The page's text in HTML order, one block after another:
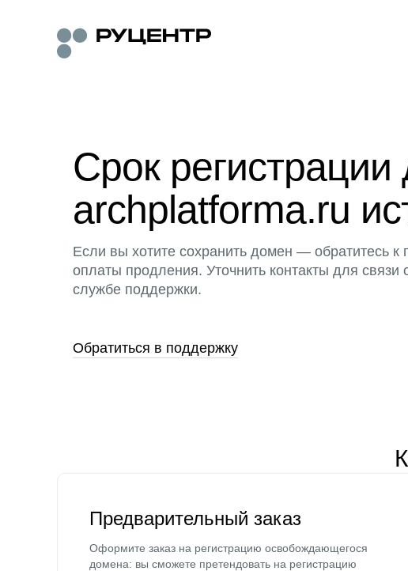
Срок
archplatforma.ru
Если вы хотите сохранить домен — обратитесь к
оплаты продления. Уточнить контакты для связи
службе поддержки.
Обратиться в поддержку
Предварительный заказ
Оформите заказ на регистрацию освобождающегося
домена: вы сможете претендовать на регистрацию